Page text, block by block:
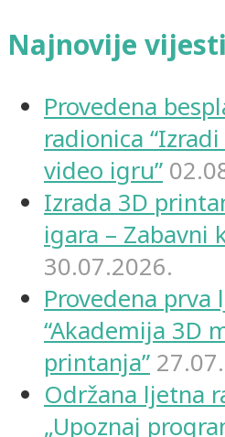
Najnovije vijesti
Provedena
radionica
video igru”
Izrada 3D
igara – Zabavni
30.07.2026.
Provedena
“Akademija 3D
printanja”
Održana ljetna
„Upoznaj